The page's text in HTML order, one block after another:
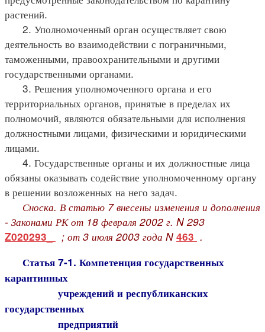
растений.
2. Уполномоченный орган осуществляет свою
деятельность во взаимодействии с пограничными,
таможенными, правоохранительными и другими
государственными органами.
3. Решения уполномоченного органа и его
территориальных органов, принятые в пределах их
полномочий, являются обязательными для исполнения
должностными лицами, физическими и юридическими
лицами.
4. Государственные органы и их должностные лица
обязаны оказывать содействие уполномоченному органу
в решении возложенных на него задач.
Сноска. В статью 7 внесены изменения и дополнения
- Законами РК от 18 февраля 2002 г. N 293
Z020293_ ; от 3 июля 2003 года N 463 .
Статья 7-1. Компетенция государственных
карантинных
учреждений и республиканских
государственных
предприятий